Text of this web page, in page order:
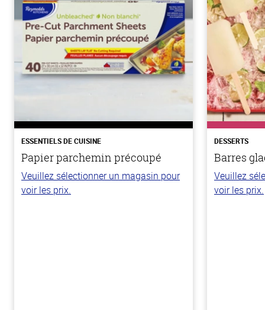
ESSENTIELS DE CUISINE
Papier parchemin précoupé
Veuillez sélectionner un magasin pour
voir les prix.
DESSERTS
Barres
Veuillez
voir les prix.